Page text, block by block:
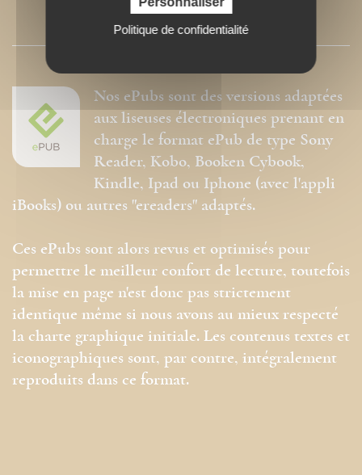
PRESSE
Nos ePubs sont des versions adaptées
aux liseuses électroniques prenant en
charge le format ePub de type Sony
Reader, Kobo, Booken Cybook,
Kindle, Ipad ou Iphone (avec l'appli
iBooks) ou autres "ereaders" adaptés.
Ces ePubs sont alors revus et optimisés pour
permettre le meilleur confort de lecture, toutefois
la mise en page n'est donc pas strictement
identique même si nous avons au mieux respecté
la charte graphique initiale. Les contenus textes et
iconographiques sont, par contre, intégralement
reproduits dans ce format.
Politique de confidentialité